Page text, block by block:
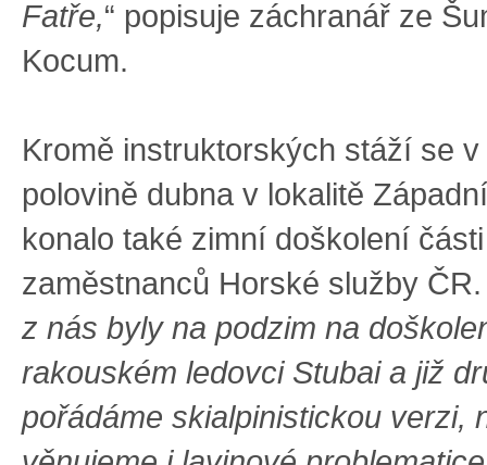
Fatře,“ popisuje záchranář ze
Kocum.
Kromě instruktorských stáží se
polovině dubna v lokalitě
konalo také zimní doškolení části
zaměstnanců Horské služby ČR.
z nás byly na podzim na
rakouském ledovci Stubai a již
pořádáme skialpinistickou verzi,